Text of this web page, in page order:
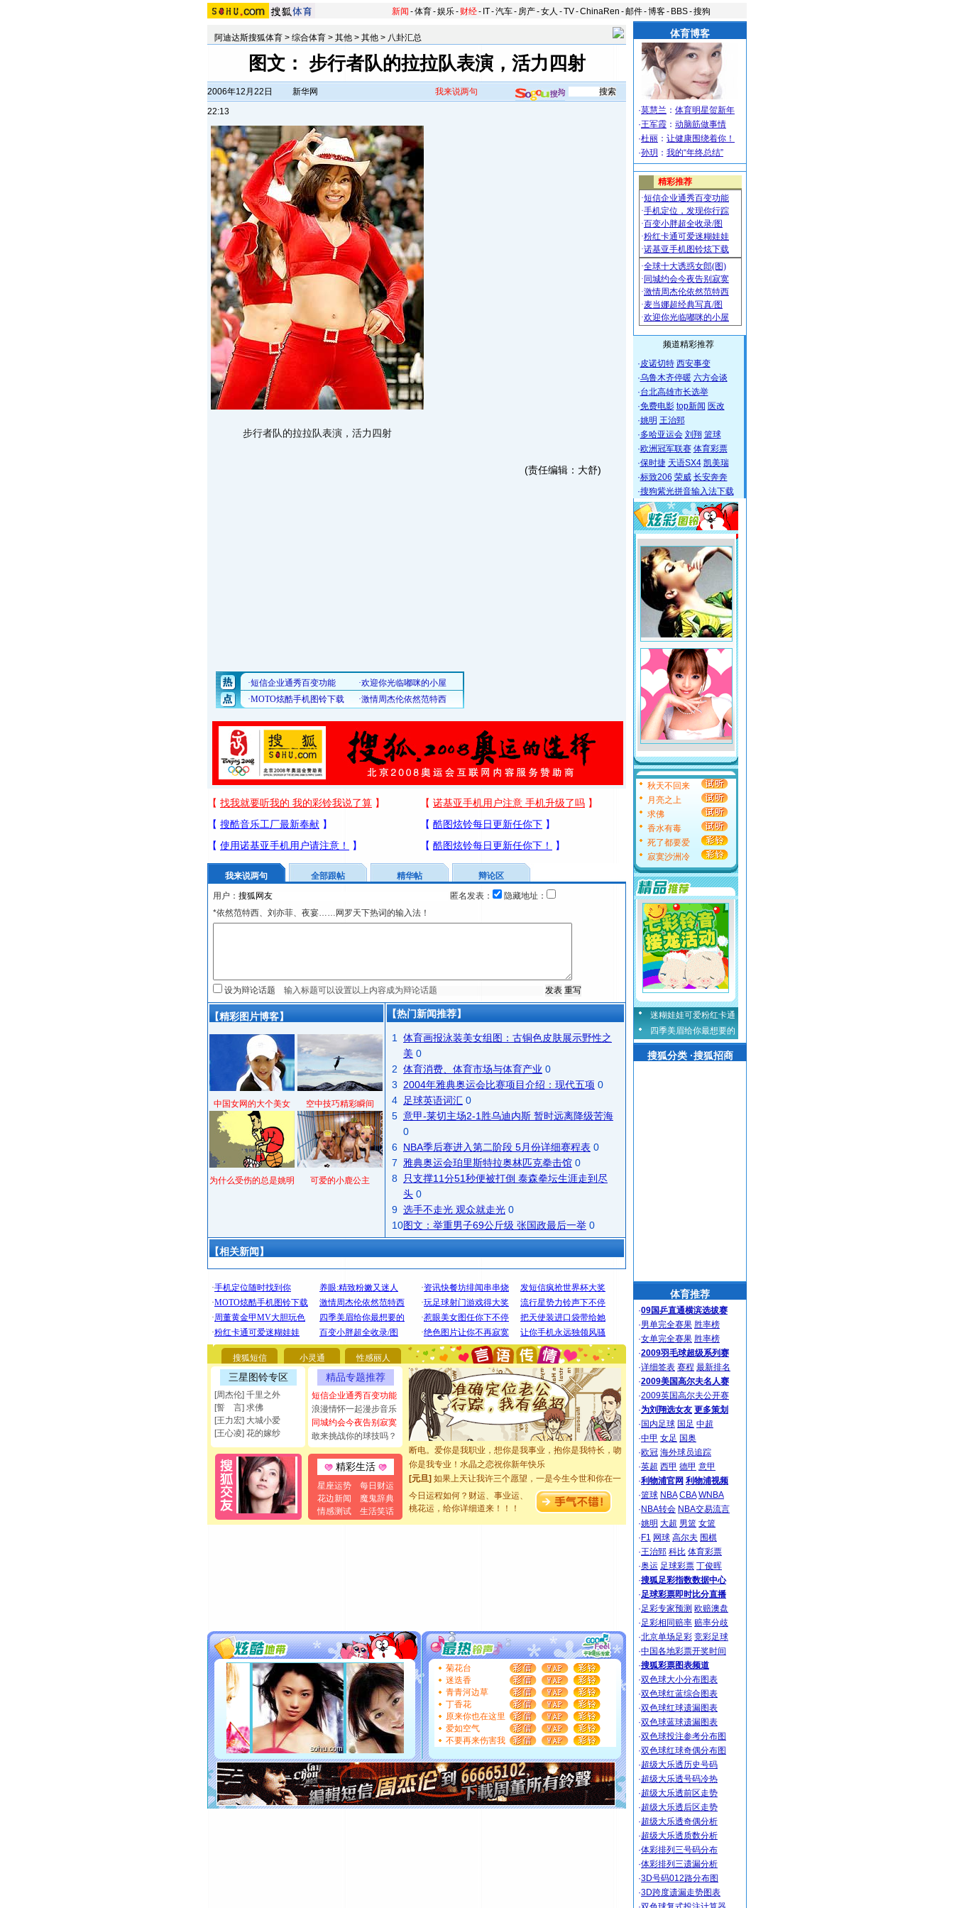
新闻 -体育-娱乐- 财经- IT-汽车- 房产-女人 -TV-ChinaRen -邮件-博客- BBS-搜狗
阿迪达斯搜狐体育 > 综合体育 > 其他 > 其他 > 八卦汇总
图文： 步行者队的拉拉队表演，活力四射
2006年12月22日
22:13
新华网 我来说两句
步行者队的拉拉队表演，活力四射
(责任编辑：大舒)
我来说两句 全部跟帖 精华帖
辩论区
用户：
匿名发表：
隐藏地址：
*依然范特西、刘亦菲、夜宴……网罗天下热词的输入法！
设为辩论话题
【精彩图片博客】
中国女网的大个美女 空中技巧精彩瞬间
为什么受伤的总是姚明 可爱的小鹿公主
【热门新闻推荐】
1
体育画报泳装美女组图：古铜色皮肤展示野性之
美 0
2 体育消费、体育市场与体育产业 0
3
2004年雅典奥运会比赛项目介绍：现代五项 0
4
足球英语词汇 0
5 意甲-莱切主场2-1胜乌迪内斯 暂时远离降级苦海
0
6 NBA季后赛进入第二阶段 5月份详细赛程表 0
7
雅典奥运会珀里斯特拉奥林匹克拳击馆 0
8
只支撑11分51秒便被打倒 泰森拳坛生涯走到尽
头 0
9 选手不走光 观众就走光 0
10图文：举重男子69公斤级 张国政最后一举 0
【相关新闻】
搜狐短信 小灵通 性感丽人
三星图铃专区
[周杰伦] 千里之外
[誓 言] 求佛
[王力宏] 大城小爱
[王心凌] 花的嫁纱
精品专题推荐
短信企业通秀百变功能
浪漫情怀一起漫步音乐
同城约会今夜告别寂寞
敢来挑战你的球技吗？
精彩生活
星座运势
每日财运
花边新闻
魔鬼辞典
情感测试
生活笑话
[圣诞节]圣诞节到了，想想没什么送给你的，又不打算给
你太多，只有给你五千万：千万快乐！千万要健康！千万
要平安！千万要知足！千万不要忘记我！
[圣诞节]不只这样的日子才会想起你,而是这样的日子才
能正大光明地骚扰你,告诉你,圣诞要快乐!新年要快乐!天天
都要快乐噢!
[圣诞节]奉上一颗祝福的心,在这个特别的日子里,愿幸福,
如意,快乐,鲜花,一切美好的祝愿与你同在.圣诞快乐!
[元旦]看到你我会触电；看不到你我要充电；没有你我会
断电。爱你是我职业，想你是我事业，抱你是我特长，吻
你是我专业！水晶之恋祝你新年快乐
[元旦] 如果上天让我许三个愿望，一是今生今世和你在一
起；二是再生再世和你在一起；三是三生三世和你不再分
离。水晶之恋祝你新年快乐
[元旦]当我狠下心扭头离去那一刻，你在我身后无助地哭
泣，这痛楚让我明白我多么爱你。我转身抱住你：这猪不
[圣诞节]圣诞节到了，想想没什么送给你的，又不打算给
你太多，只有给你五千万：千万快乐！千万要健康！千万
要平安！千万要知足！千万不要忘记我！
[圣诞节]不只这样的日子才会想起你,而是这样的日子才
能正大光明地骚扰你,告诉你,圣诞要快乐!新年要快乐!天天
都要快乐噢!
[圣诞节]奉上一颗祝福的心,在这个特别的日子里,愿幸福,
如意,快乐,鲜花,一切美好的祝愿与你同在.圣诞快乐!
[元旦]
看到你我会触电；看不到你我要充电；没有你我会
断电。爱你是我职业，想你是我事业，抱你是我特长，吻
你是我专业！水晶之恋祝你新年快乐
[元旦]如果上天让我许三个愿望，一是今生今世和你在一
起；二是再生再世和你在一起；三是三生三世和你不再分
今日运程如何？财运、事业运、
桃花运，给你详细道来！！！
菊花台
迷迭香
青青河边草
丁香花
原来你也在这里
爱如空气
不要再来伤害我
体育博客
·莫慧兰 ： 体育明星贺新年
·王军霞 ： 动脑筋做事情
·杜丽 ： 让健康围绕着你！
·孙玥 ： 我的“年终总结”
频道精彩推荐
·皮诺切特 西安事变
·乌鲁木齐停暖 六方会谈
·台北高雄市长选举
·免费电影 top新闻 医改
·姚明 王治郅
·多哈亚运会 刘翔 篮球
·欧洲冠军联赛 体育彩票
·保时捷 天语SX4 凯美瑞
·标致206 荣威 长安奔奔
·搜狗紫光拼音输入法下载
秋天不回来
月亮之上
求佛
香水有毒
死了都要爱
寂寞沙洲冷
迷糊娃娃可爱粉红卡通
四季美眉给你最想要的
搜狐分类 ·搜狐招商
体育推荐
·09国乒直通横滨选拔赛
·男单完全赛果 胜率榜
·女单完全赛果 胜率榜
·2009羽毛球超级系列赛
·详细签表 赛程 最新排名
·2009美国高尔夫名人赛
·2009英国高尔夫公开赛
·为刘翔选女友 更多策划
· 国内足球 国足 中超
·中甲 女足 国奥
·欧冠 海外球员追踪
·英超 西甲 德甲 意甲
·利物浦官网 利物浦视频
·篮球 NBA CBA WNBA
· NBA转会 NBA交易流言
·姚明 大超 男篮 女篮
· F1 网球 高尔夫 围棋
·王治郅 科比 体育彩票
·奥运 足球彩票 丁俊晖
·搜狐足彩指数数据中心
·足球彩票即时比分直播
·足彩专家预测 欧赔澳盘
·足彩相同赔率 赔率分歧
·北京单场足彩 竞彩足球
·中国各地彩票开奖时间
·搜狐彩票图表频道
·双色球大小分布图表
·双色球红蓝综合图表
·双色球红球遗漏图表
·双色球蓝球遗漏图表
·双色球投注参考分布图
·双色球红球奇偶分布图
·超级大乐透历史号码
·超级大乐透号码冷热
·超级大乐透前区走势
·超级大乐透后区走势
·超级大乐透奇偶分析
·超级大乐透质数分析
·体彩排列三号码分布
·体彩排列三遗漏分析
·3D号码012路分布图
·3D跨度遗漏走势图表